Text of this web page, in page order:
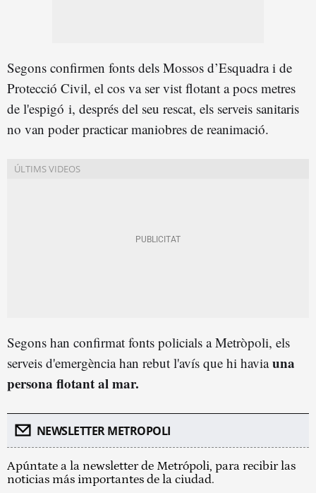
Segons confirmen fonts dels Mossos d’Esquadra i de
Protecció Civil, el cos va ser vist flotant a pocs metres
de l'espigó i, després del seu rescat, els serveis sanitaris
no van poder practicar maniobres de reanimació.
Segons han confirmat fonts policials a Metròpoli, els
serveis d'emergència han rebut l'avís que hi haviauna
persona flotant al mar.
NEWSLETTER METROPOLI
Apúntate a la newsletter de Metrópoli, para recibir las
noticias más importantes de la ciudad.